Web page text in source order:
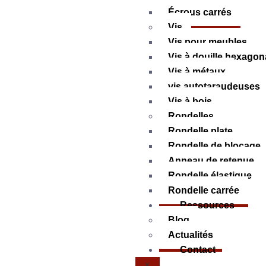
Écrous carrés
Vis
Vis pour meubles
Vis à douille
Vis à métaux
vis autotaraudeuses
Vis à bois
Rondelles
Rondelle plate
Rondelle de blocage
Anneau de retenue
Rondelle élastique
Rondelle carrée
Ressources
Blog
Actualités
Contact